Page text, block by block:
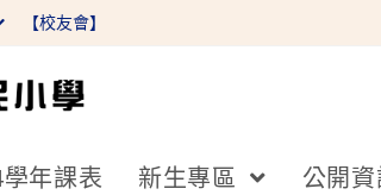
【校友會】
年課表 新生專區 公開